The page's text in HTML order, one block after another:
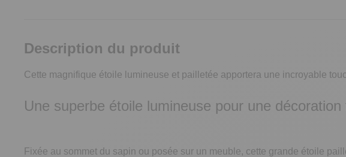
Description du produit
Cette magnifique étoile lumineuse et pailletée apportera une incroyable
Une superbe étoile lumineuse pour une décoration
Fixée au sommet du sapin ou posée sur un meuble, cette grande étoile